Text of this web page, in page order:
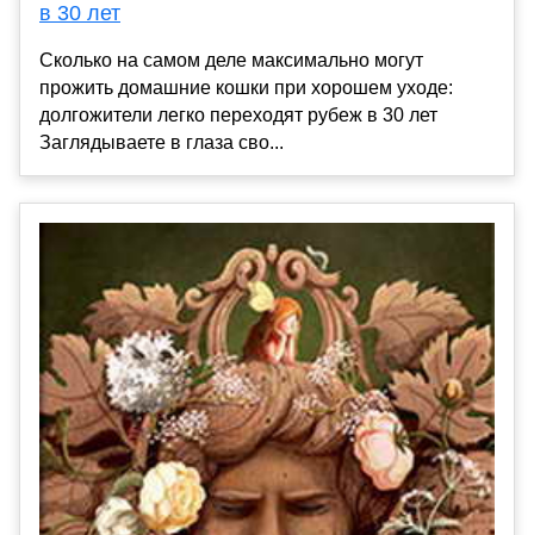
в 30 лет
Сколько на самом деле максимально могут
прожить домашние кошки при хорошем уходе:
долгожители легко переходят рубеж в 30 лет
Заглядываете в глаза сво...